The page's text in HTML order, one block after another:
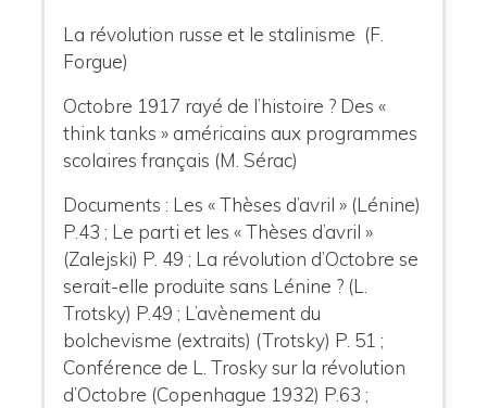
La révolution russe et le stalinisme (F.
Forgue)
Octobre 1917 rayé de l’histoire ? Des «
think tanks » américains aux programmes
scolaires français (M. Sérac)
Documents : Les « Thèses d’avril » (Lénine)
P.43 ; Le parti et les « Thèses d’avril »
(Zalejski) P. 49 ; La révolution d’Octobre se
serait-elle produite sans Lénine ? (L.
Trotsky) P.49 ; L’avènement du
bolchevisme (extraits) (Trotsky) P. 51 ;
Conférence de L. Trosky sur la révolution
d’Octobre (Copenhague 1932) P.63 ;